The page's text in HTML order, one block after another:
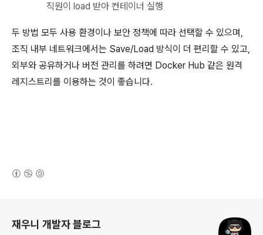
직원이 load 받아 컨테이너 실행
두 방법 모두 사용 환경이나 보안 정책에 따라 선택할 수 있으며,
조직 내부 네트워크에서는 Save/Load 방식이 더 편리할 수 있고,
외부와 공유하거나 버전 관리를 하려면 Docker Hub 같은 원격
레지스트리를 이용하는 것이 좋습니다.
재우니 개발자 블로그